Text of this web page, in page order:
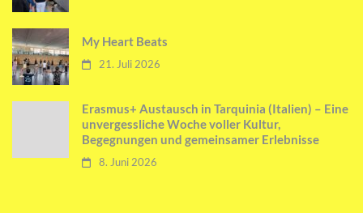
My Heart Beats
21. Juli 2026
Erasmus+ Austausch in Tarquinia (Italien) – Eine
unvergessliche Woche voller Kultur,
Begegnungen und gemeinsamer Erlebnisse
8. Juni 2026